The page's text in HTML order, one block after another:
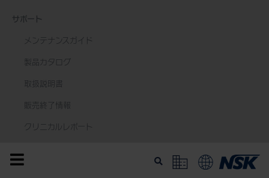
サポート
メンテナンスガイド
製品カタログ
取扱説明書
販売終了情報
クリニカルレポート